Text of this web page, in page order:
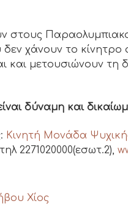
στους
χάνουν το κίνητρο
και μετουσιώνουν τη
δύναμη και
Κινητή Μονάδα
2271020000(εσωτ.2),
Χίος